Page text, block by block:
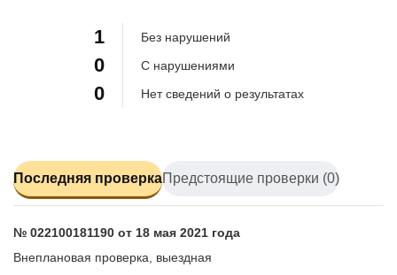
1
0
0
Без нарушений
С нарушениями
Нет сведений о результатах
Последняя проверкаПредстоящие проверки (0)
№ 022100181190 от 18 мая 2021 года
Внеплановая проверка, выездная